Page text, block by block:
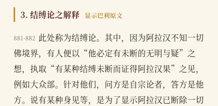
3. 结缚论之解释 显示巴利原文
881-882 此处称为结缚论。其中，因为阿拉汉不知一切
佛境界，有人便以“他必定有未断的无明与疑”之
想，执取“有某种结缚未断而证得阿拉汉果”之见，
例如大众部。针对他们，问方是自宗论者，答方是他
方。说有某种身见等，是为了显示阿拉汉已断除一切